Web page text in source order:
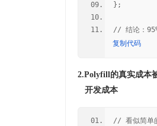
};
// 结论：
复制代码
2.Polyfill的真实成本
开发成本
// 看似简单